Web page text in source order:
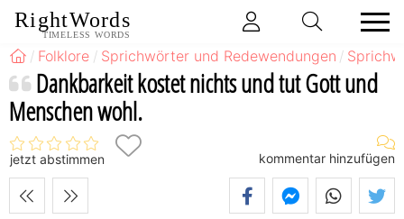
RightWords
TIMELESS WORDS
Folklore Sprichwörter und Redewendungen
Dankbarkeit kostet nichts und tut Gott und
Menschen wohl.
jetzt abstimmen kommentar hinzufügen